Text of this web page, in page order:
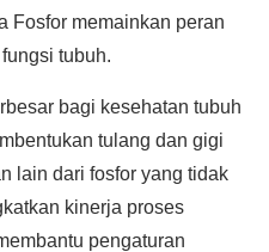
Fosfor memainkan peran
tubuh.
bagi kesehatan tubuh
tulang dan gigi
lain dari fosfor yang tidak
kinerja proses
pengaturan